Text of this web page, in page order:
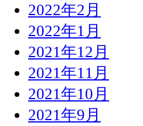
2022年2月
2022年1月
2021年12月
2021年11月
2021年10月
2021年9月